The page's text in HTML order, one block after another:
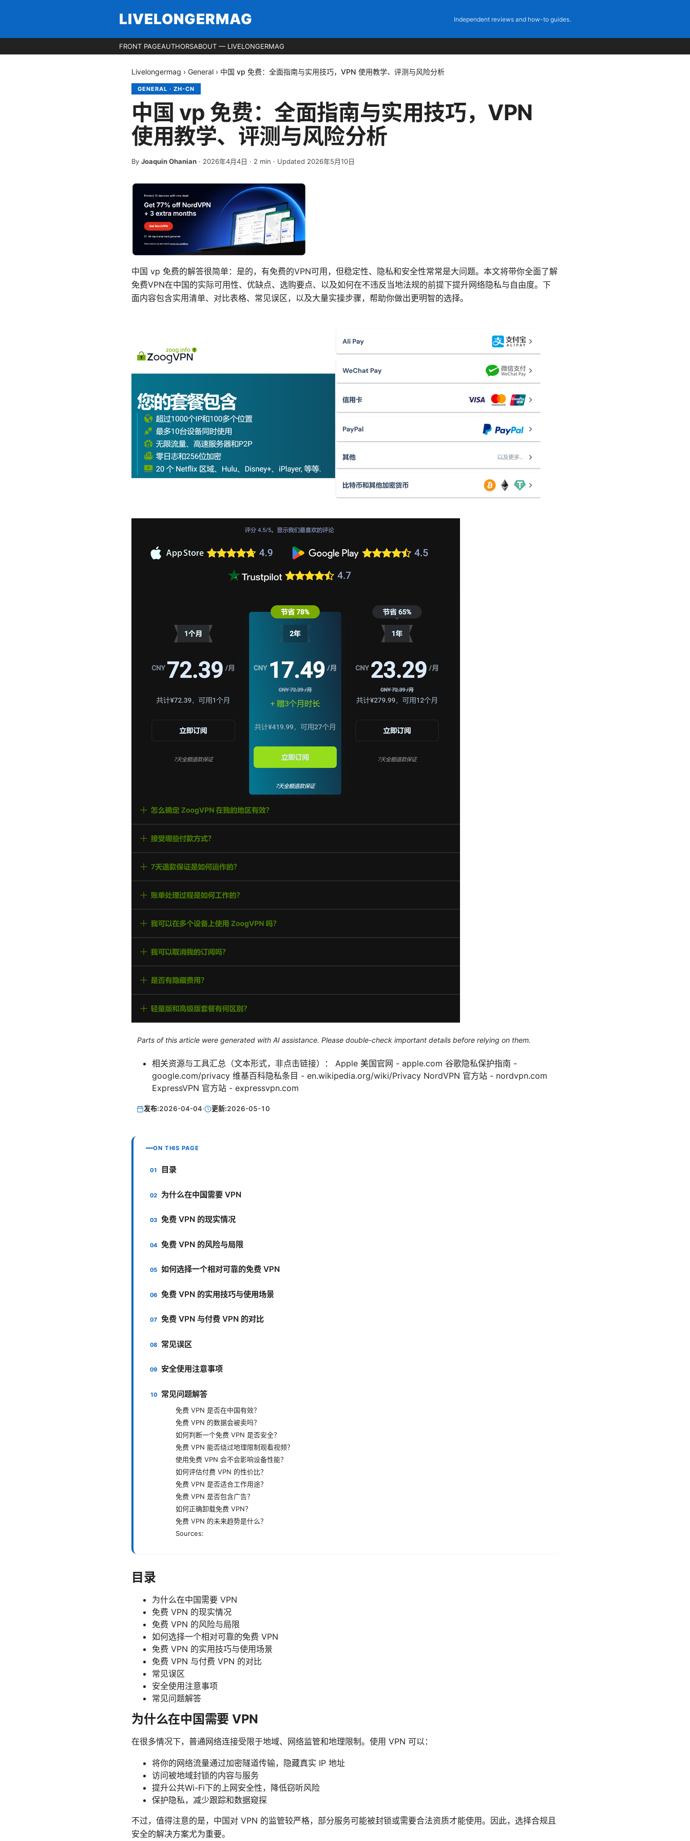
LIVELONGERMAG Independent reviews and how-to guides.
FRONT PAGEAUTHORSABOUT — LIVELONGERMAG
Livelongermag › General › 中国 vp 免费：全面指南与实用技巧，VPN 使用教学、评测与风险分析
GENERAL · ZH-CN
中国 vp 免费：全面指南与实用技巧，VPN
使用教学、评测与风险分析
By Joaquin Ohanian · 2026年4月4日 · 2 min · Updated 2026年5月10日
中国 vp 免费的解答很简单：是的，有免费的VPN可用，但稳定性、隐私和安全性常常是大问题。本文将带你全面了解
免费VPN在中国的实际可用性、优缺点、选购要点、以及如何在不违反当地法规的前提下提升网络隐私与自由度。下
面内容包含实用清单、对比表格、常见误区，以及大量实操步骤，帮助你做出更明智的选择。
Parts of this article were generated with AI assistance. Please double-check important details before relying on them.
相关资源与工具汇总（文本形式，非点击链接）： Apple 美国官网 - apple.com 谷歌隐私保护指南 -
google.com/privacy 维基百科隐私条目 - en.wikipedia.org/wiki/Privacy NordVPN 官方站 - nordvpn.com
ExpressVPN 官方站 - expressvpn.com
发布:2026-04-04· 更新:2026-05-10
ON THIS PAGE
目录
为什么在中国需要 VPN
免费 VPN 的现实情况
免费 VPN 的风险与局限
如何选择一个相对可靠的免费 VPN
免费 VPN 的实用技巧与使用场景
免费 VPN 与付费 VPN 的对比
常见误区
安全使用注意事项
常见问题解答
免费 VPN 是否在中国有效？
免费 VPN 的数据会被卖吗？
如何判断一个免费 VPN 是否安全？
免费 VPN 能否绕过地理限制观看视频？
使用免费 VPN 会不会影响设备性能？
如何评估付费 VPN 的性价比？
免费 VPN 是否适合工作用途？
免费 VPN 是否包含广告？
如何正确卸载免费 VPN？
免费 VPN 的未来趋势是什么？
Sources:
目录
为什么在中国需要 VPN
免费 VPN 的现实情况
免费 VPN 的风险与局限
如何选择一个相对可靠的免费 VPN
免费 VPN 的实用技巧与使用场景
免费 VPN 与付费 VPN 的对比
常见误区
安全使用注意事项
常见问题解答
为什么在中国需要 VPN
在很多情况下，普通网络连接受限于地域、网络监管和地理限制。使用 VPN 可以：
将你的网络流量通过加密隧道传输，隐藏真实 IP 地址
访问被地域封锁的内容与服务
提升公共Wi-Fi下的上网安全性，降低窃听风险
保护隐私，减少跟踪和数据窥探
不过，值得注意的是，中国对 VPN 的监管较严格，部分服务可能被封锁或需要合法资质才能使用。因此，选择合规且
安全的解决方案尤为重要。